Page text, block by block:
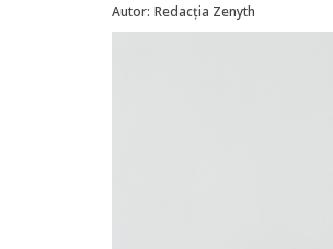
Autor: Redacția Zenyth